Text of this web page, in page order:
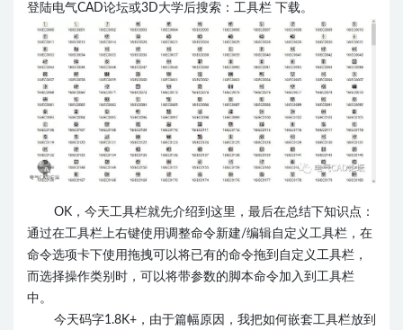
登陆电气CAD论坛或3D大学后搜索：工具栏 下载。
OK，今天工具栏就先介绍到这里，最后在总结下知识点：
通过在工具栏上右键使用调整命令新建/编辑自定义工具栏，在
命令选项卡下使用拖拽可以将已有的命令拖到自定义工具栏，
而选择操作类别时，可以将带参数的脚本命令加入到工具栏
中。
今天码字1.8K+，由于篇幅原因，我把如何嵌套工具栏放到